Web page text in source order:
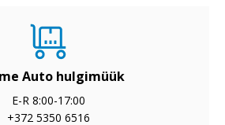
Auto hulgimüük
E-R 8:00-17:00
+372 5350 6516